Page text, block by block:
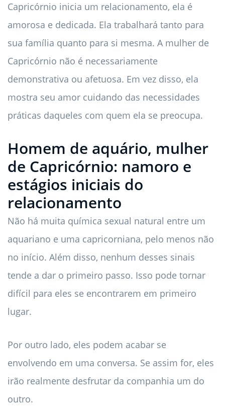
Capricórnio inicia um relacionamento, ela é
amorosa e dedicada. Ela trabalhará tanto para
sua família quanto para si mesma. A mulher de
Capricórnio não é necessariamente
demonstrativa ou afetuosa. Em vez disso, ela
mostra seu amor cuidando das necessidades
práticas daqueles com quem ela se preocupa.
Homem de aquário, mulher
de Capricórnio: namoro e
estágios iniciais do
relacionamento
Não há muita química sexual natural entre um
aquariano e uma capricorniana, pelo menos não
no início. Além disso, nenhum desses sinais
tende a dar o primeiro passo. Isso pode tornar
difícil para eles se encontrarem em primeiro
lugar.
Por outro lado, eles podem acabar se
envolvendo em uma conversa. Se assim for, eles
irão realmente desfrutar da companhia um do
outro.